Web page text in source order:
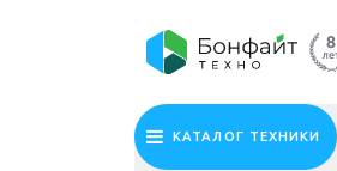
КАТАЛОГ ТЕХНИКИ